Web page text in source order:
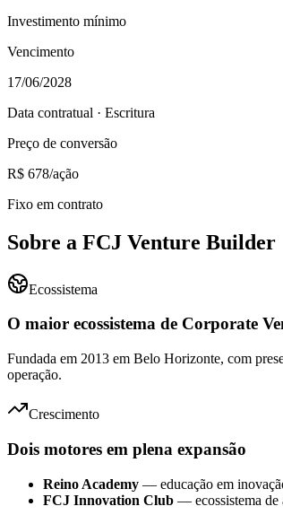
Investimento mínimo
Vencimento
17/06/2028
Data contratual · Escritura
Preço de conversão
R$ 678/ação
Fixo em contrato
Sobre a FCJ Venture Builder
Ecossistema
O maior ecossistema de Corporate
Fundada em 2013 em Belo Horizonte, com
operação.
Crescimento
Dois motores em plena expansão
Reino Academy — educação em
FCJ Innovation Club — ecossistema de